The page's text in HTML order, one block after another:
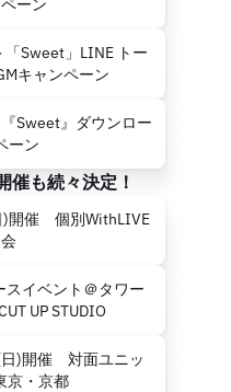
ーン
Sweet」LINE トー
キャンペーン
Sweet』ダウンロー
ーン
催も続々決定！
)開催 個別WithLIVE
イベント＠タワー
UP STUDIO
)開催 対面ユニッ
京・京都